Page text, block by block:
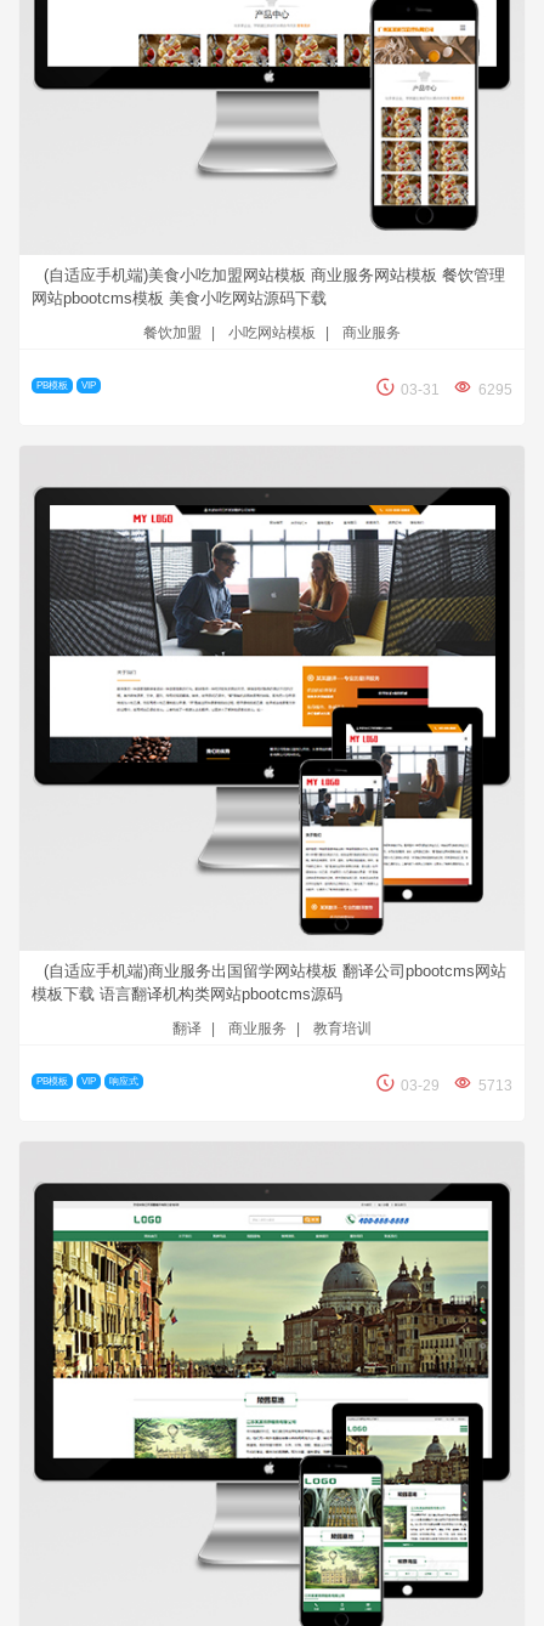
(自适应手机端)美食小吃加盟网站模板 商业服务网站模板 餐饮管理
网站pbootcms模板 美食小吃网站源码下载
餐饮加盟 小吃网站模板 商业服务
PB模板 VIP 03-31 6295
(自适应手机端)商业服务出国留学网站模板 翻译公司pbootcms网站
模板下载 语言翻译机构类网站pbootcms源码
翻译 商业服务 教育培训
PB模板 VIP 响应式 03-29 5713